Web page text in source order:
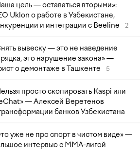
цель — оставаться вторыми»:
Uklon о работе в Узбекистане,
и интеграции с Beeline
2
вывеску — это не наведение
это нарушение закона» —
о демонтаже в Ташкенте
5
просто скопировать Kaspi или
— Алексей Веретенов
банков Узбекистана
уже не про спорт в чистом виде» —
интервью с ММА-лигой